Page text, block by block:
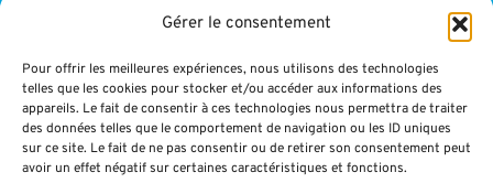
Gérer le consentement
Pour offrir les meilleures expériences, nous utilisons des technologies
telles que les cookies pour stocker et/ou accéder aux informations des
appareils. Le fait de consentir à ces technologies nous permettra de traiter
des données telles que le comportement de navigation ou les ID uniques
sur ce site. Le fait de ne pas consentir ou de retirer son consentement peut
avoir un effet négatif sur certaines caractéristiques et fonctions.
INFORMATIONS
Paiement